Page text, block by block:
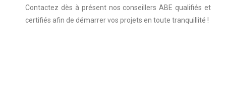
Contactez dès à présent nos conseillers ABE qualifiés et
certifiés afin de démarrer vos projets en toute tranquillité !